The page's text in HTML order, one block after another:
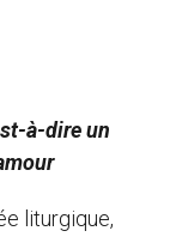
à-dire un
liturgique,